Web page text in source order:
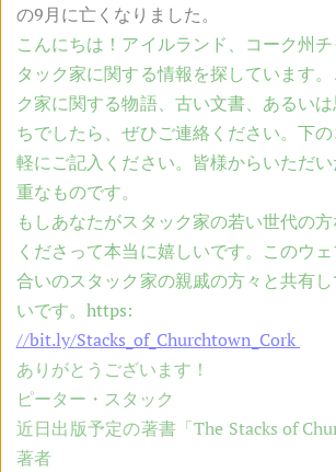
の9月に亡くなりました。
こんにちは！アイルランド、コーク州
タック家に関する情報を探しています
ク家に関する物語、古い文書、あるい
ちでしたら、ぜひご連絡ください。下
軽にご記入ください。皆様からいただ
重なものです。
もしあなたがスタック家の若い世代の
くださって本当に嬉しいです。このウ
合いのスタック家の親戚の方々と共有
いです。https:
//bit.ly/Stacks_of_Churchtown_Cork
ありがとうございます！
ピーター・スタック
近日出版予定の著書「The Stacks of
著者